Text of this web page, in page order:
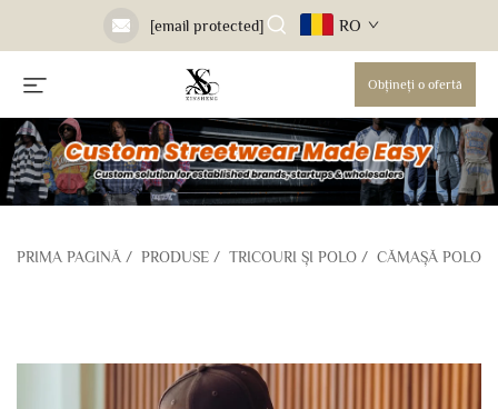
[email protected] RO
Obțineți o ofertă
PRIMA PAGINĂ / PRODUSE / TRICOURI ȘI POLO / CĂMAȘĂ POLO